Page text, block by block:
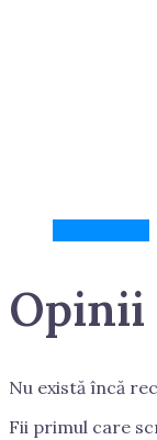
Opinii
Nu există încă
Fii primul care